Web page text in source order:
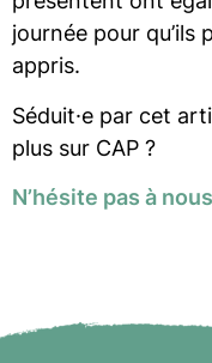
journée pour qu’ils
appris.
Séduit·e par cet
plus sur CAP ?
N’hésite pas à